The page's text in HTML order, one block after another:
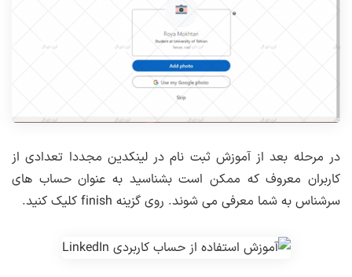
در مرحله بعد از آموزش ثبت نام در لینکدین مجددا تعدادی از
کاربران معروف که ممکن است بشناسید به عنوان حساب های
سرشناس به شما معرفی می شوند. روی گزینه finish کلیک کنید.